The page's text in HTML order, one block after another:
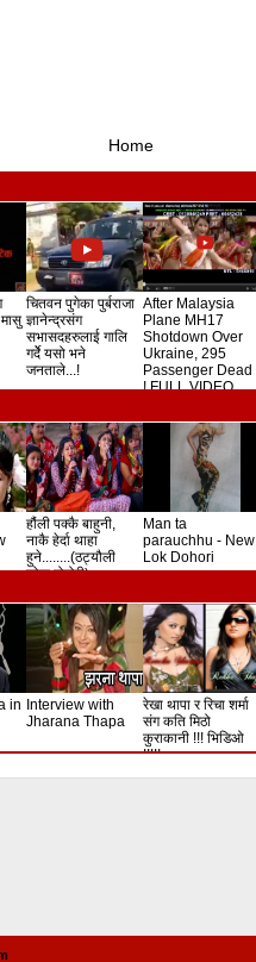
Home
चितवन पुगेका पुर्बराजा
ज्ञानेन्द्रसंग
सभासदहरुलाई गालि
गर्देे यसो भने
जनताले...!
After Malaysia
Plane MH17
Shotdown Over
Ukraine, 295
Passenger Dead
! FULL VIDEO
हौंली पक्कै बाहुनी,
नाकै हेर्दा थाहा
हुने........(ठट्यौली
लोक दोहोरी)
Man ta
parauchhu - New
Lok Dohori
in Interview with
Jharana Thapa
रेखा थापा र रिचा शर्मा
संग कति मिठो
कुराकानी !!! भिडिओ
!!!!!